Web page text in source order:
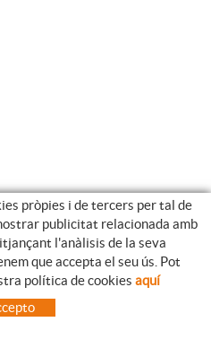
COMPRA
BOTIGA ON-LINE
FREQÜENTS
pròpies i de tercers per tal de
publicitat relacionada amb
l'anàlisis de la seva
que accepta el seu ús. Pot
política de cookies aquí